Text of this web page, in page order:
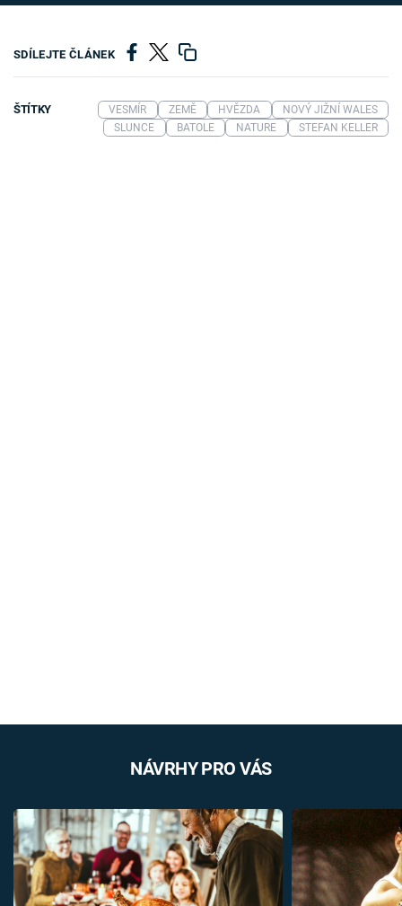
SDÍLEJTE ČLÁNEK
ŠTÍTKY VESMÍR ZEMĚ HVĚZDA
NOVÝ JIŽNÍ WALES
SLUNCE
BATOLE NATURE STEFAN KELLER
NÁVRHY PRO VÁS